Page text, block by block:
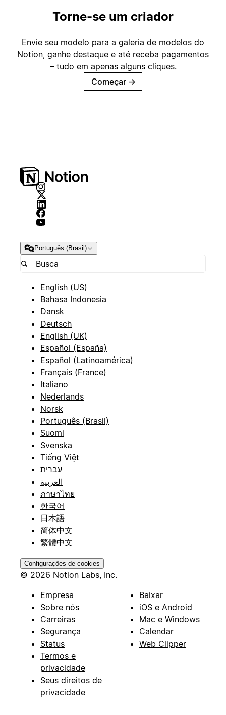
Torne-se um criador
Envie seu modelo para a galeria de modelos do
Notion, ganhe destaque e até receba pagamentos
– tudo em apenas alguns cliques.
Começar →
Português (Brasil)
English (US)
Bahasa Indonesia
Dansk
Deutsch
English (UK)
Español (España)
Español (Latinoamérica)
Français (France)
Italiano
Nederlands
Norsk
Português (Brasil)
Suomi
Svenska
Tiếng Việt
עברית
العربية
ภาษาไทย
한국어
日本語
简体中文
繁體中文
Configurações de cookies
© 2026 Notion Labs, Inc.
Empresa
Sobre nós
Carreiras
Segurança
Status
Termos e
privacidade
Seus direitos de
privacidade
Baixar
iOS e Android
Mac e Windows
Calendar
Web Clipper